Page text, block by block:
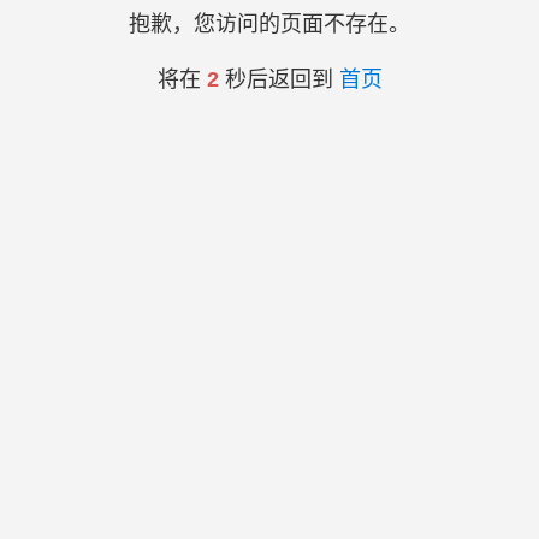
抱歉，您访问的页面不存在。
将在 2秒后返回到 首页